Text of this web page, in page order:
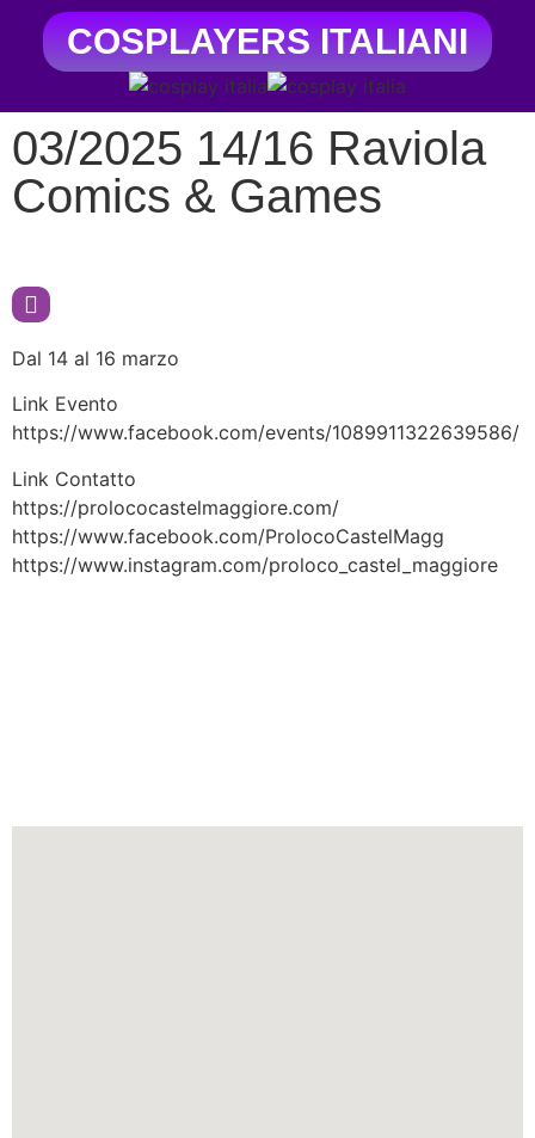
COSPLAYERS ITALIANI
03/2025 14/16 Raviola
Comics & Games
Dal 14 al 16 marzo
Link Evento
https://www.facebook.com/events/1089911322639586/
Link Contatto
https://prolococastelmaggiore.com/
https://www.facebook.com/ProlocoCastelMagg
https://www.instagram.com/proloco_castel_maggiore